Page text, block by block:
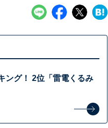
ング！ 2位「雷電くるみ